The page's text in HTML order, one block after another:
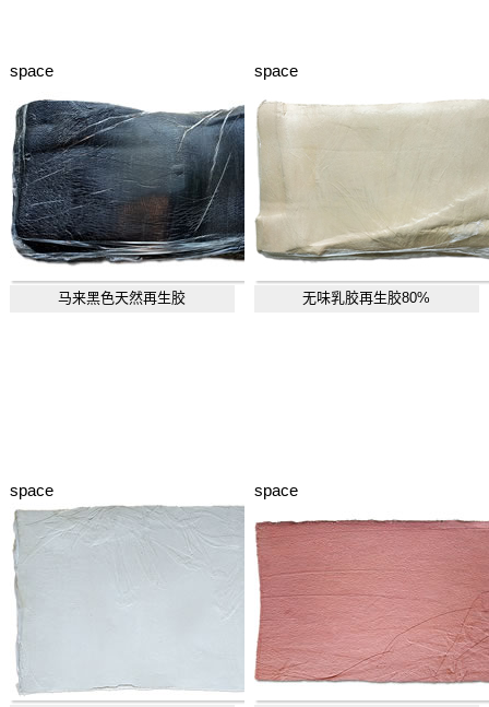
space
马来黑色天然再生胶
space
无味乳胶再生胶80%
space space